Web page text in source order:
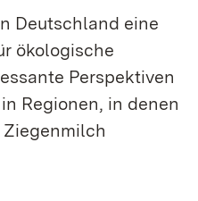
Deutschland eine
ökologische
Perspektiven
Regionen, in denen